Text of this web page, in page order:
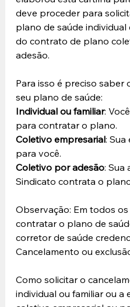
deve proceder para
plano de saúde individual
do contrato de plano
adesão.
Para isso é preciso
seu plano de saúde:
Individual ou familiar:
para contratar o plano.
Coletivo empresarial:
para você.
Coletivo por adesão: Sua
Sindicato contrata o
Observação: Em todos
contratar o plano de
corretor de saúde
Cancelamento ou
Como solicitar o
individual ou familiar ou a